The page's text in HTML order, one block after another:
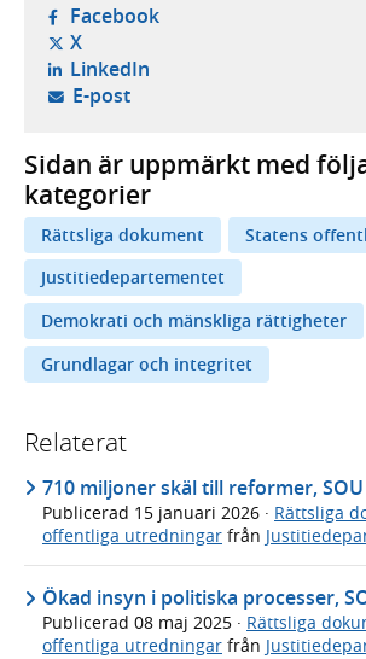
Facebook- öppnas i ny flik,
X- öppnas i ny flik, extern
LinkedIn- öppnas i ny flik,
E-post- öppnar din e-postklient,
Sidan är uppmärkt med
kategorier
Rättsliga dokument
Statens
Justitiedepartementet
Demokrati och mänskliga rättigheter
Grundlagar och integritet
Relaterat
710 miljoner skäl till reformer, SOU
Publicerad 15 januari 2026 · Rättsliga
offentliga utredningar från
Ökad insyn i politiska processer,
Publicerad 08 maj 2025 · Rättsliga
offentliga utredningar från